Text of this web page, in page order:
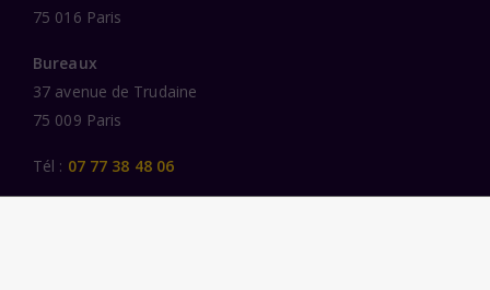
75 016 Paris
Bureaux
37 avenue de Trudaine
75 009 Paris
Tél : 07 77 38 48 06